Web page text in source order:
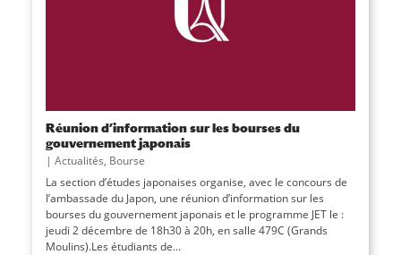
Réunion d’information sur les bourses du
gouvernement japonais
| Actualités, Bourse
La section d’études japonaises organise, avec le concours de
l’ambassade du Japon, une réunion d’information sur les
bourses du gouvernement japonais et le programme JET le :
jeudi 2 décembre de 18h30 à 20h, en salle 479C (Grands
Moulins).Les étudiants de...